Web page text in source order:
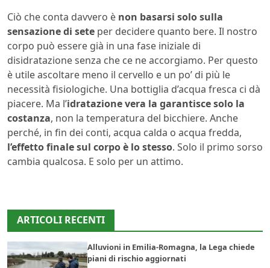
Ciò che conta davvero è non basarsi solo sulla
sensazione di sete per decidere quanto bere. Il nostro
corpo può essere già in una fase iniziale di
disidratazione senza che ce ne accorgiamo. Per questo
è utile ascoltare meno il cervello e un po’ di più le
necessità fisiologiche. Una bottiglia d’acqua fresca ci dà
piacere. Ma l’idratazione vera la garantisce solo la
costanza, non la temperatura del bicchiere. Anche
perché, in fin dei conti, acqua calda o acqua fredda,
l’effetto finale sul corpo è lo stesso. Solo il primo sorso
cambia qualcosa. E solo per un attimo.
ARTICOLI RECENTI
Alluvioni in Emilia-Romagna, la Lega chiede
piani di rischio aggiornati